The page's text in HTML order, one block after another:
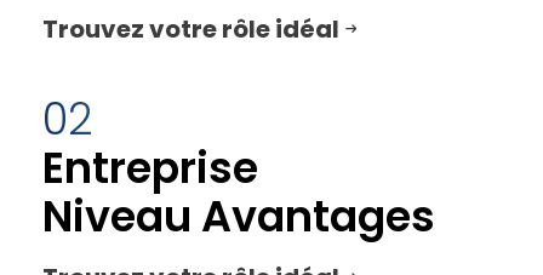
Trouvez votre rôle idéal
02
Entreprise
Niveau Avantages